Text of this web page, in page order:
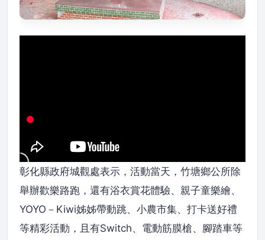
彰化縣政府城觀處表示，活動當天，竹塘鄉公所除
舉辦歡樂路跑，還有浴衣賞花體驗、親子童樂繪、
YOYO－Kiwi姊姊帶動跳、小農市集、打卡送好禮
等精彩活動，且有Switch、電動筋膜槍、腳踏車等